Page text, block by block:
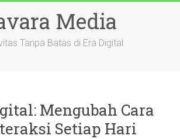
Media
Tanpa Batas di Era Digital
Mengubah Cara
Setiap Hari